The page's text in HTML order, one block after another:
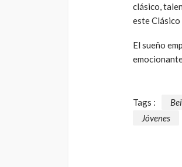
clásico,
este
El sueño
Tags :
Jóvenes